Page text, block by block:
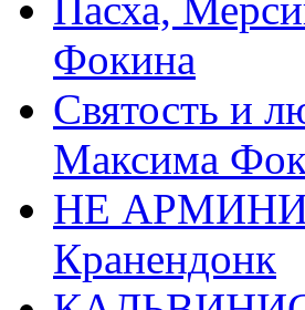
Фокина
Святость и
Максима
НЕ
Кранендонк